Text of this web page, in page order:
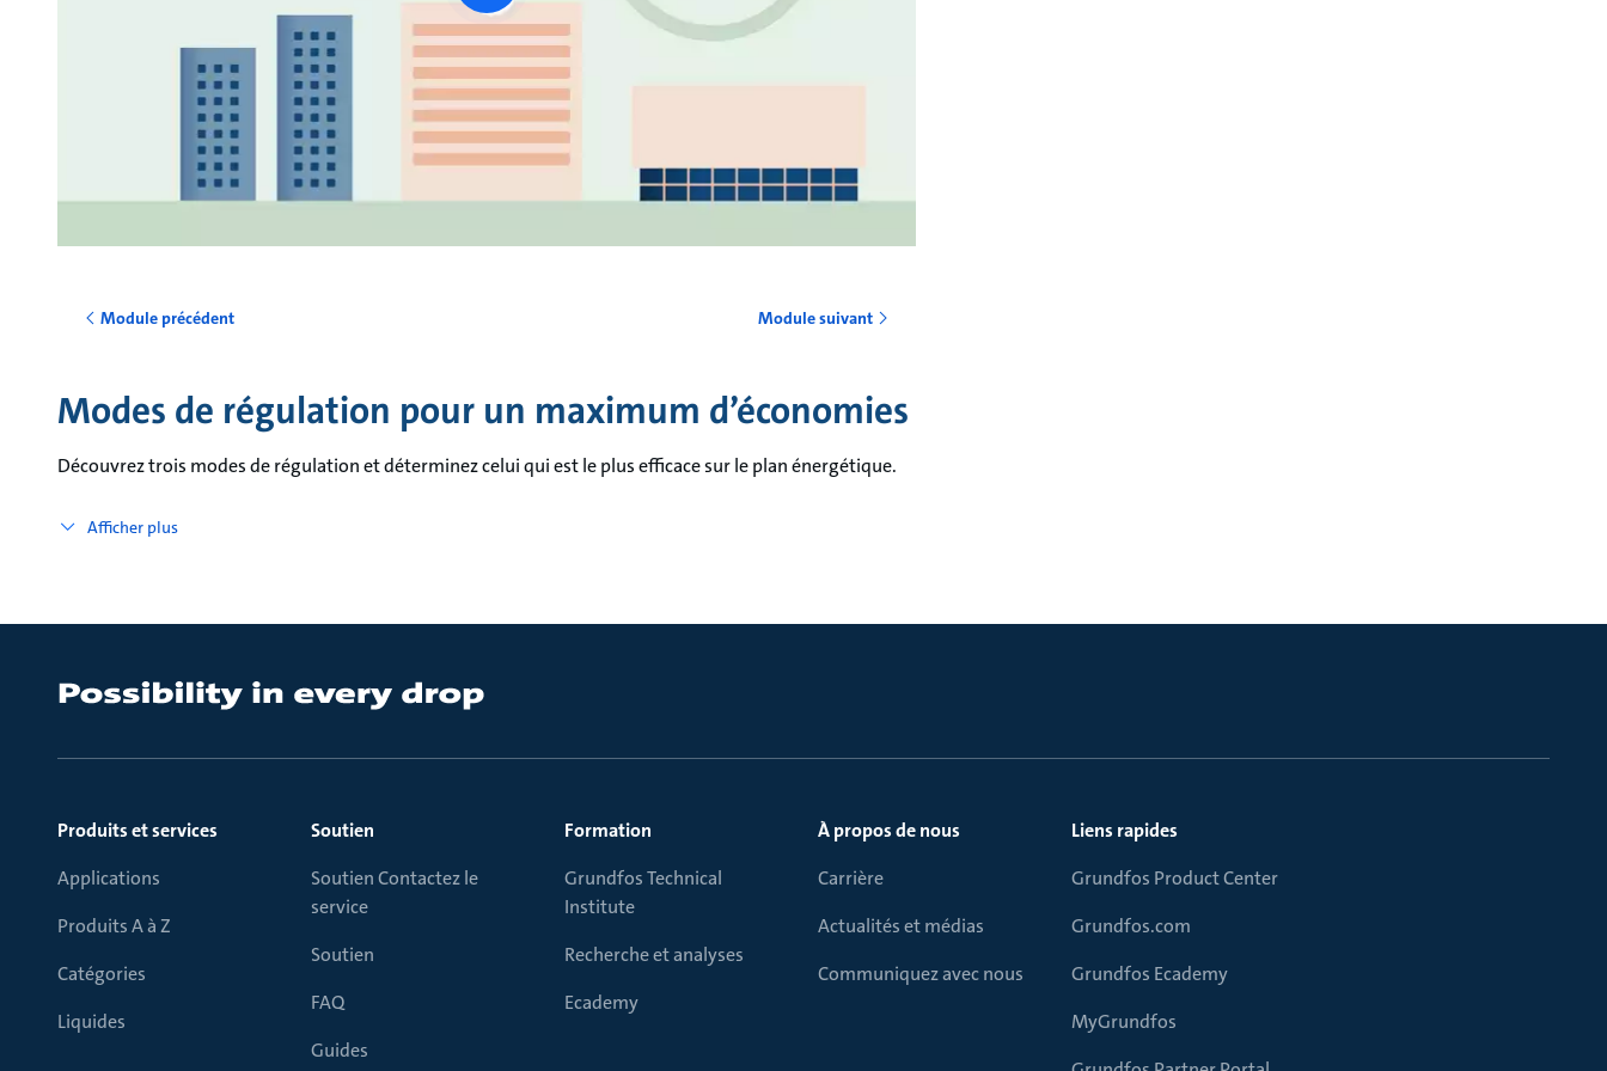
video
Module précédent Module suivant
Modes de régulation pour un maximum d’économies
Découvrez trois modes de régulation et déterminez celui qui est le plus efficace sur le plan énergétique.
Afficher plus
Produits et services
Applications
Produits A à Z
Catégories
Liquides
Soutien
Soutien Contactez le
service
Soutien
FAQ
Guides
Formation
Grundfos Technical
Institute
Recherche et analyses
Ecademy
À propos de nous
Carrière
Actualités et médias
Communiquez avec nous
Liens rapides
Grundfos Product Center
Grundfos.com
Grundfos Ecademy
MyGrundfos